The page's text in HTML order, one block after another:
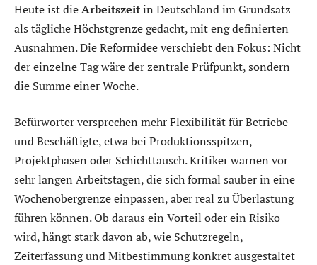
Heute ist dieArbeitszeitin Deutschland im Grundsatz
als tägliche Höchstgrenze gedacht, mit eng definierten
Ausnahmen. Die Reformidee verschiebt den Fokus: Nicht
der einzelne Tag wäre der zentrale Prüfpunkt, sondern
die Summe einer Woche.
Befürworter versprechen mehr Flexibilität für Betriebe
und Beschäftigte, etwa bei Produktionsspitzen,
Projektphasen oder Schichttausch. Kritiker warnen vor
sehr langen Arbeitstagen, die sich formal sauber in eine
Wochenobergrenze einpassen, aber real zu Überlastung
führen können. Ob daraus ein Vorteil oder ein Risiko
wird, hängt stark davon ab, wie Schutzregeln,
Zeiterfassung und Mitbestimmung konkret ausgestaltet